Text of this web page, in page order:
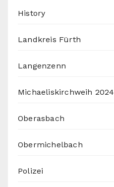
History
Landkreis Fürth
Langenzenn
Michaeliskirchweih 2024
Oberasbach
Obermichelbach
Polizei